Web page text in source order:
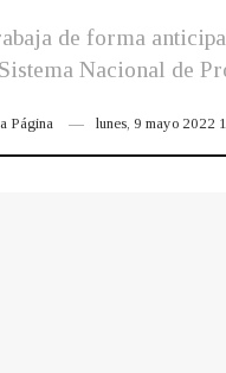
de forma
Nacional de
Página lunes, 9 mayo 2022